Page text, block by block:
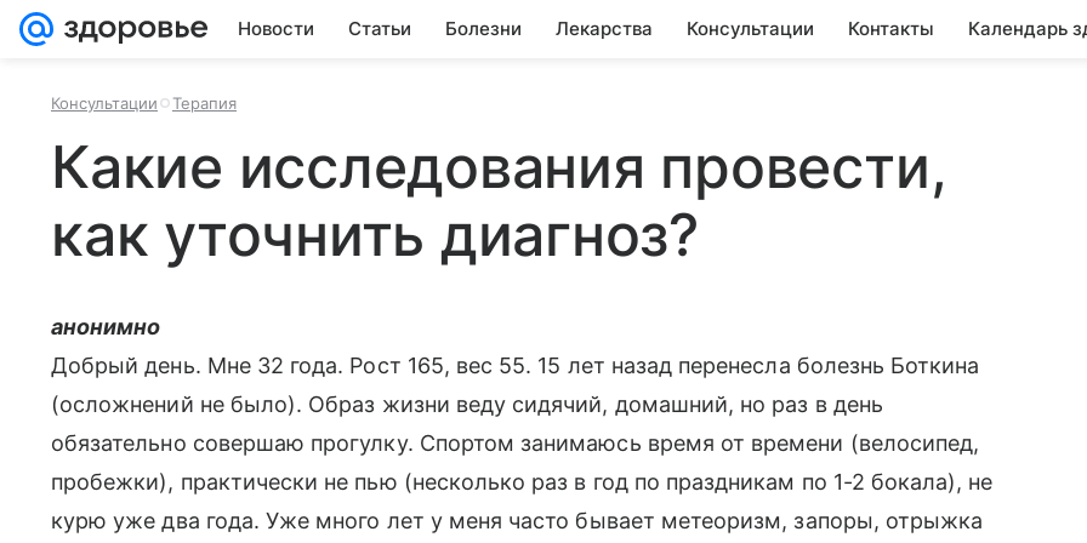
Новости Статьи Болезни Лекарства Консультации Контакты Календарь
Консультации Терапия
Какие исследования провести,
как уточнить диагноз?
анонимно
Добрый день. Мне 32 года. Рост 165, вес 55. 15 лет назад перенесла болезнь Боткина
(осложнений не было). Образ жизни веду сидячий, домашний, но раз в день
обязательно совершаю прогулку. Спортом занимаюсь время от времени (велосипед,
пробежки), практически не пью (несколько раз в год по праздникам по 1-2 бокала), не
курю уже два года. Уже много лет у меня часто бывает метеоризм, запоры, отрыжка